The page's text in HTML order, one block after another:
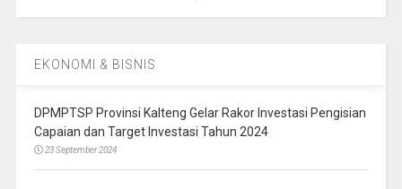
EKONOMI & BISNIS
DPMPTSP Provinsi Kalteng Gelar Rakor Investasi Pengisian
Capaian dan Target Investasi Tahun 2024
23 September 2024